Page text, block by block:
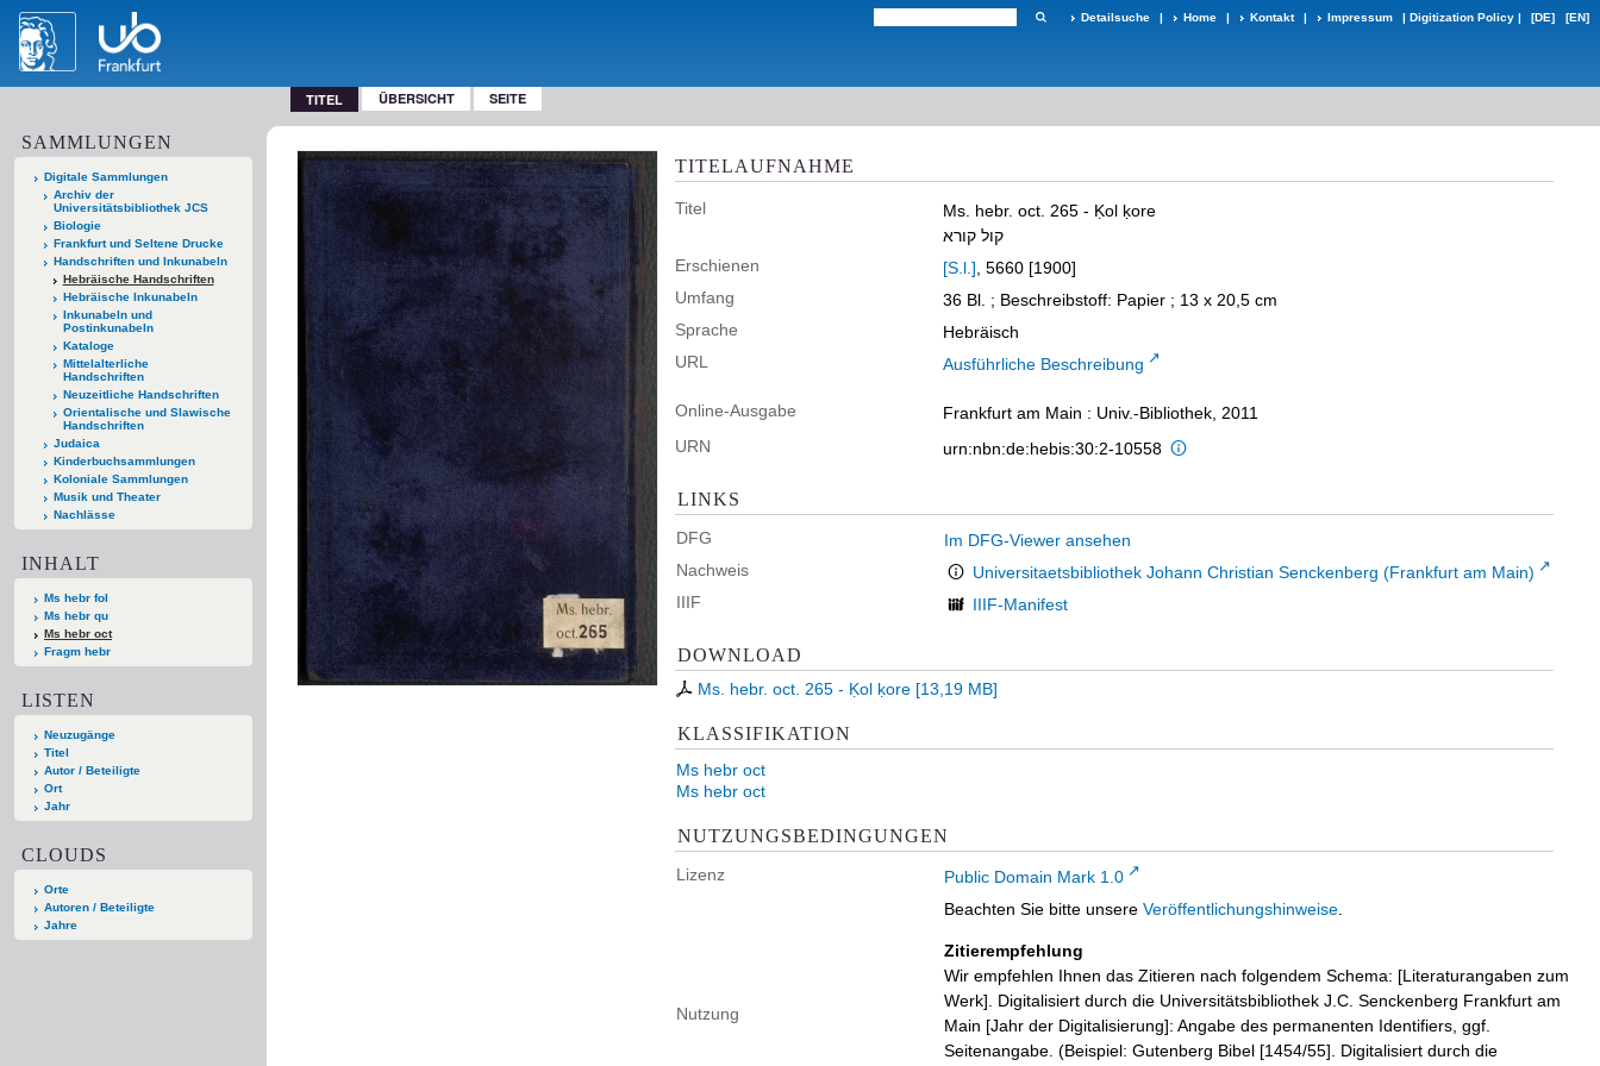
Detailsuche | Home | Kontakt | Impressum | Digitization Policy | [DE] [EN]
TITEL ÜBERSICHT SEITE
SAMMLUNGEN
Digitale Sammlungen
Archiv der
Universitätsbibliothek JCS
Biologie
Frankfurt und Seltene Drucke
Handschriften und Inkunabeln
Hebräische Handschriften
Hebräische Inkunabeln
Inkunabeln und
Postinkunabeln
Kataloge
Mittelalterliche
Handschriften
Neuzeitliche Handschriften
Orientalische und Slawische
Handschriften
Judaica
Kinderbuchsammlungen
Koloniale Sammlungen
Musik und Theater
Nachlässe
INHALT
Ms hebr fol
Ms hebr qu
Ms hebr oct
Fragm hebr
LISTEN
Neuzugänge
Titel
Autor / Beteiligte
Ort
Jahr
CLOUDS
Orte
Autoren / Beteiligte
Jahre
TITELAUFNAHME
Titel
Ms. hebr. oct. 265 - Ḳol ḳore
קול קורא
Erschienen
[S.l.] , 5660 [1900]
Umfang
36 Bl. ; Beschreibstoff: Papier ; 13 x 20,5 cm
Sprache
Hebräisch
URL
Ausführliche Beschreibung
Online-Ausgabe
Frankfurt am Main : Univ.-Bibliothek, 2011
URN
urn:nbn:de:hebis:30:2-10558
LINKS
DFG
Im DFG-Viewer ansehen
Nachweis
Universitaetsbibliothek Johann Christian Senckenberg (Frankfurt am Main)
IIIF
IIIF-Manifest
DOWNLOAD
Ms. hebr. oct. 265 - Ḳol ḳore [13,19 MB]
KLASSIFIKATION
Ms hebr oct
Ms hebr oct
NUTZUNGSBEDINGUNGEN
Lizenz Public Domain Mark 1.0
Nutzung
Beachten Sie bitte unsere Veröffentlichungshinweise
Zitierempfehlung
Wir empfehlen Ihnen das Zitieren nach folgendem Schema: [Literaturangaben zum
Werk]. Digitalisiert durch die Universitätsbibliothek J.C. Senckenberg Frankfurt am
Main [Jahr der Digitalisierung]: Angabe des permanenten Identifiers, ggf.
Seitenangabe. (Beispiel: Gutenberg Bibel [1454/55]. Digitalisiert durch die